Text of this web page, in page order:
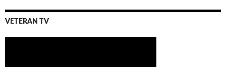
VETERAN TV